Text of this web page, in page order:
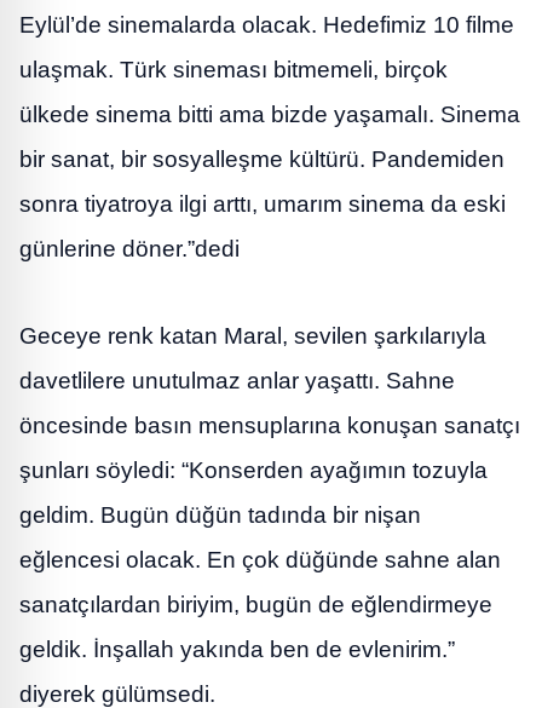
Eylül’de sinemalarda olacak. Hedefimiz 10 filme
ulaşmak. Türk sineması bitmemeli, birçok
ülkede sinema bitti ama bizde yaşamalı. Sinema
bir sanat, bir sosyalleşme kültürü. Pandemiden
sonra tiyatroya ilgi arttı, umarım sinema da eski
günlerine döner.”dedi
Geceye renk katan Maral, sevilen şarkılarıyla
davetlilere unutulmaz anlar yaşattı. Sahne
öncesinde basın mensuplarına konuşan sanatçı
şunları söyledi: “Konserden ayağımın tozuyla
geldim. Bugün düğün tadında bir nişan
eğlencesi olacak. En çok düğünde sahne alan
sanatçılardan biriyim, bugün de eğlendirmeye
geldik. İnşallah yakında ben de evlenirim.”
diyerek gülümsedi.